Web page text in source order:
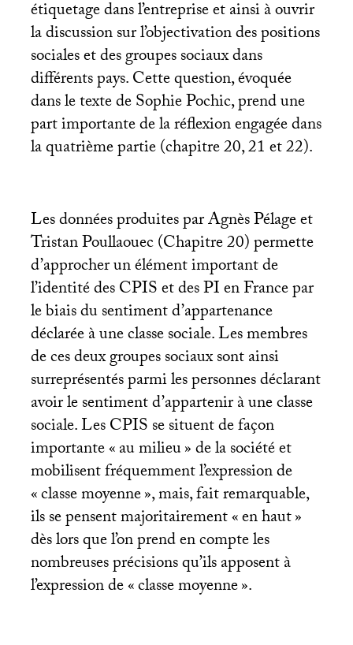
étiquetage dans l’entreprise et ainsi à ouvrir
la discussion sur l’objectivation des positions
sociales et des groupes sociaux dans
différents pays. Cette question, évoquée
dans le texte de Sophie Pochic, prend une
part importante de la réflexion engagée dans
la quatrième partie (chapitre 20, 21 et 22).
Les données produites par Agnès Pélage et
Tristan Poullaouec (Chapitre 20) permette
d’approcher un élément important de
l’identité desCPISet desPIen France par
le biais du sentiment d’appartenance
déclarée à une classe sociale. Les membres
de ces deux groupes sociaux sont ainsi
surreprésentés parmi les personnes déclarant
avoir le sentiment d’appartenir à une classe
sociale. LesCPISse situent de façon
importante «au milieu» de la société et
mobilisent fréquemment l’expression de
«classe moyenne», mais, fait remarquable,
ils se pensent majoritairement «en haut»
dès lors que l’on prend en compte les
nombreuses précisions qu’ils apposent à
l’expression de «classe moyenne».